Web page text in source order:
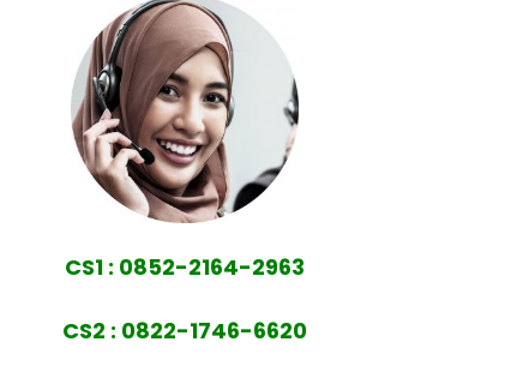
CS1 : 0852-2164-2963
CS2 : 0822-1746-6620